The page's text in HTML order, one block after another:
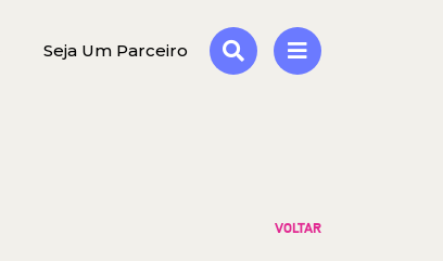
Seja Um Parceiro
VOLTAR